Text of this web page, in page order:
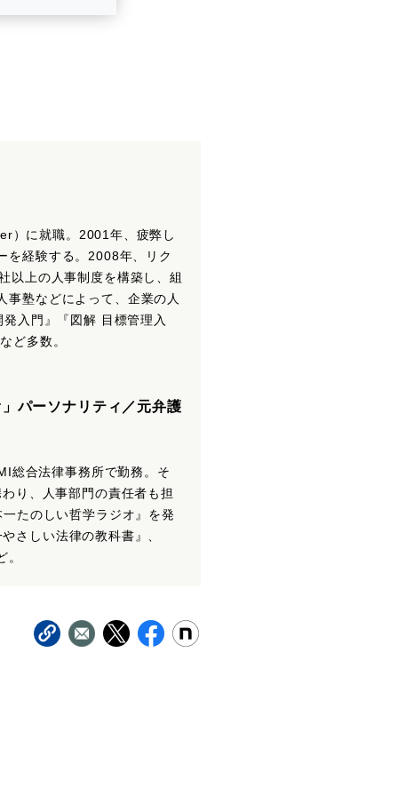
）に就職。2001年、疲弊し
を経験する。2008年、リク
以上の人事制度を構築し、組
事塾などによって、企業の人
入門』『図解 目標管理入
ど多数。
パーソナリティ／元弁護
総合法律事務所で勤務。そ
り、人事部門の責任者も担
たのしい哲学ラジオ』を発
さしい法律の教科書』、
。